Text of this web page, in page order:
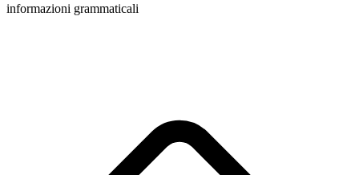
informazioni grammaticali